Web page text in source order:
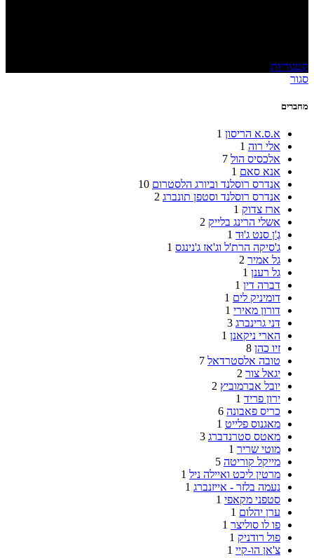
קטגוריות
סגור
מחברים
א.ס.א הריסון 1
אלי רוה 1
אלכסיס הול 7
אנא סאם 1
אנדרס רוסלנד וביורג הלסטרום 10
אנדרס רוסלנד וסטפן תונברג 2
ארז צדוק 1
אשלי הרינג בלייק 2
גֶ'ן סנט ג'וּד 1
ג'סיקה הרת'ל וג'אז ג'נינגס 1
גל אמיר 2
גל רענן 1
דברה דין 1
דומיניק לים 1
דורון מאירי 1
דני גרינברג 3
הארי ניקאנן 1
זיו כהן 8
טובה אלסטרדאל 7
יגאל צור 2
יובל אברמוביץ 2
ירון פריד 1
כריס פאבונה 6
מאגנוס פלייט 1
מאטס סטרנדברג 3
מוטי שריר 1
מייקל קוריטה 5
מרטין ליכט ואיילה ניל 1
נעמה בלזר - אייזנברג 1
סטפני מקאפי 1
ערן יהלום 1
פו לו סוליצר 1
פול רודניק 1
צ'אן הו-קיי 1